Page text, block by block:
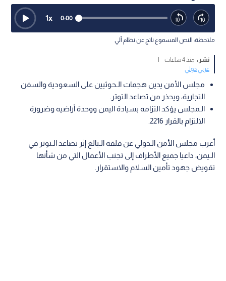
0:00
1x
ملاحظة: النص المسموع ناتج عن نظام آلي
نشر : منذ 4 ساعات
|
عربي دولي
مجلس الأمن يدين هجمات الـحوثيين على السعودية والسفن
التجارية، ويحذر من تصاعد التوتر.
الـمجلس يؤكد التزامه بسيادة اليمن ووحدة أراضيه وضرورة
الالتزام بالقرار 2216.
أعرب مجلس الأمن الـدولي عن قلقه الـبالغ إثر تصاعد الـتوتر في
الـيمن، داعيا جميع الأطراف إلى تجنب الأعمال التي من شأنها
تقويض جهود تأمين السلام والاستقرار.